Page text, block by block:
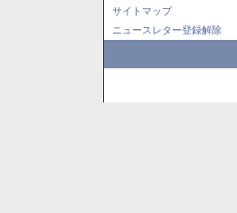
サイトマップ
ニュースレター登録解除